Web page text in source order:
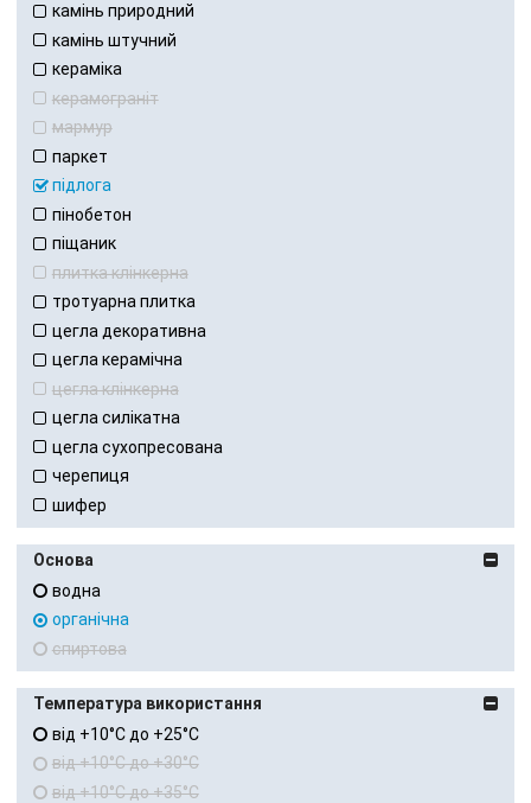
камінь природний
камінь штучний
кераміка
керамограніт
мармур
паркет
підлога
пінобетон
піщаник
плитка клінкерна
тротуарна плитка
цегла декоративна
цегла керамічна
цегла клінкерна
цегла силікатна
цегла сухопресована
черепиця
шифер
Основа
водна
органічна
спиртова
Температура використання
від +10°C до +25°C
від +10°C до +30°C
від +10°C до +35°C